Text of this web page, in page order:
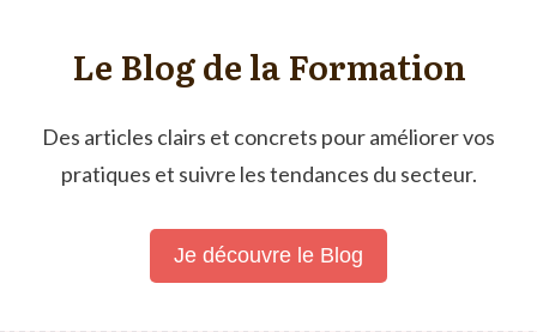
Le Blog de la Formation
Des articles clairs et concrets pour améliorer vos
pratiques et suivre les tendances du secteur.
Je découvre le Blog